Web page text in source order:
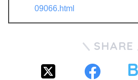
09066.html
SHARE